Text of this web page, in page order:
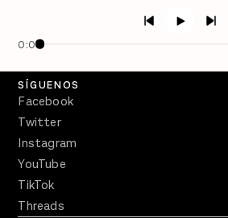
0:00
Crecer en Distopía
SÍGUENOS
Facebook
Twitter
Instagram
YouTube
TikTok
Threads